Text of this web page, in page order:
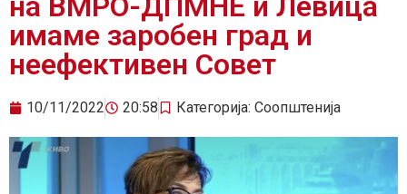
имаме заробен град и
неефективен Совет
10/11/2022 20:58 Категорија: Соопштенија